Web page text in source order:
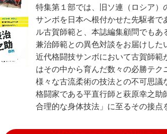
特集第１部では、旧ソ連（ロシア
サンボを日本へ根付かせた先駆者で
ル古賀師範と、本誌編集顧問でも
兼治師範との異色対談をお届けした
近代格闘技サンボにおいて古賀師
はその中から育んだ数々の必勝テ
様々な古流柔術の技法との不可思
格闘家である平直行師と萩原幸之
合理的な身体技法」に至るその接点